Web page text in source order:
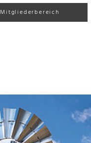
Mitgliederbereich